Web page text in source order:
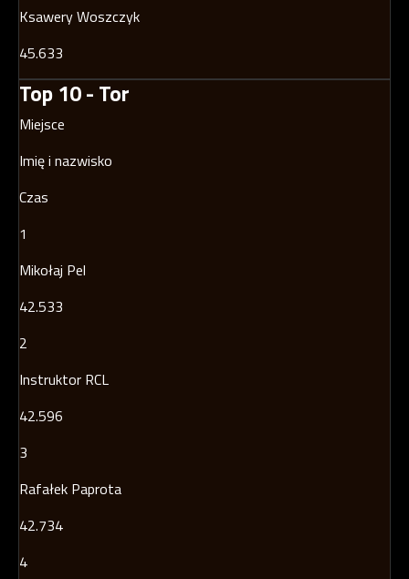
Ksawery Woszczyk
45.633
Top 10 - Tor
Miejsce
Imię i nazwisko
Czas
1
Mikołaj Pel
42.533
2
Instruktor RCL
42.596
3
Rafałek Paprota
42.734
4